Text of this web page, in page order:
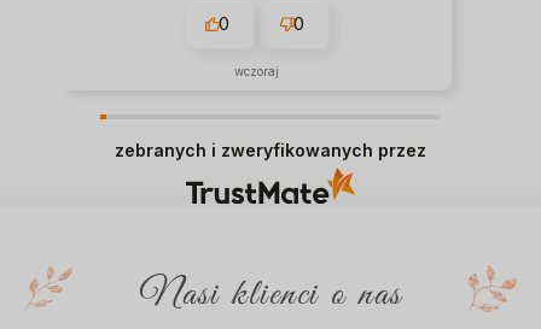
0 0
wczoraj
zebranych i zweryfikowanych przez
Nasi klienci o nas